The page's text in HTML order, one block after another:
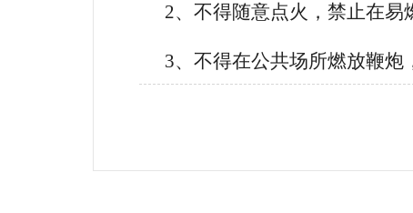
2、不得随意点火，禁止在易
3、不得在公共场所燃放鞭炮